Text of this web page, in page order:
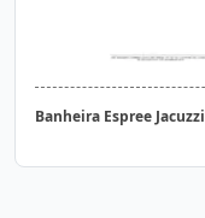
Banheira Espree Jacuzzi